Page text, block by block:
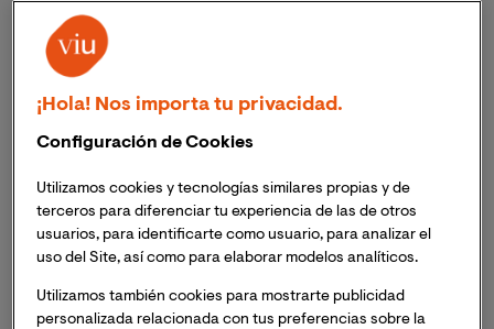
Con el MBA TIC virtual de VIU estarás en capacidad
Liderar proyectosvinculados a las TIC.
Implementar herramientas tecnológicaspara
resolver desafíos empresariales digitales.
Incorporar las TICen la arquitectura empresarial
y la gestión financiera.
¡Hola! Nos importa tu privacidad.
Configuración de Cookies
Utilizamos cookies y tecnologías similares propias y de
terceros para diferenciar tu experiencia de las de otros
usuarios, para identificarte como usuario, para analizar el
uso del Site, así como para elaborar modelos analíticos.
Utilizamos también cookies para mostrarte publicidad
personalizada relacionada con tus preferencias sobre la